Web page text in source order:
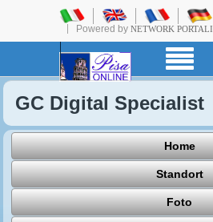
Powered by NETWORK PORTALI
GC Digital Specialist
Home
Standort
Foto